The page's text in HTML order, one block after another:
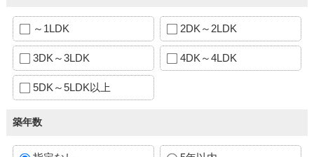
～1LDK 2DK～2LDK
3DK～3LDK 4DK～4LDK
5DK～5LDK以上
築年数